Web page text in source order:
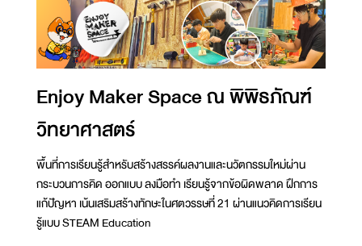
Enjoy Maker Space ณ พิพิธภัณฑ์
วิทยาศาสตร์
พื้นที่การเรียนรู้สำหรับสร้างสรรค์ผลงานและนวัตกรรมใหม่ผ่าน
กระบวนการคิด ออกแบบ ลงมือทำ เรียนรู้จากข้อผิดพลาด ฝึกการ
แก้ปัญหา เน้นเสริมสร้างทักษะในศตวรรษที่ 21 ผ่านแนวคิดการเรียน
รู้แบบ STEAM Education